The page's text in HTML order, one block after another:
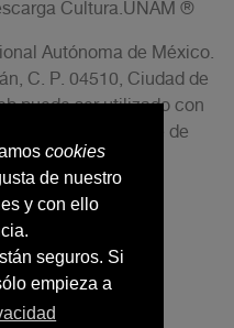
cookies
de nuestro
y con ello
seguros. Si
empieza a
Cultura.UNAM ®
Autónoma de México.
C. P. 04510, Ciudad de
puede ser utilizado con
que se cite la fuente de
LEGAL.